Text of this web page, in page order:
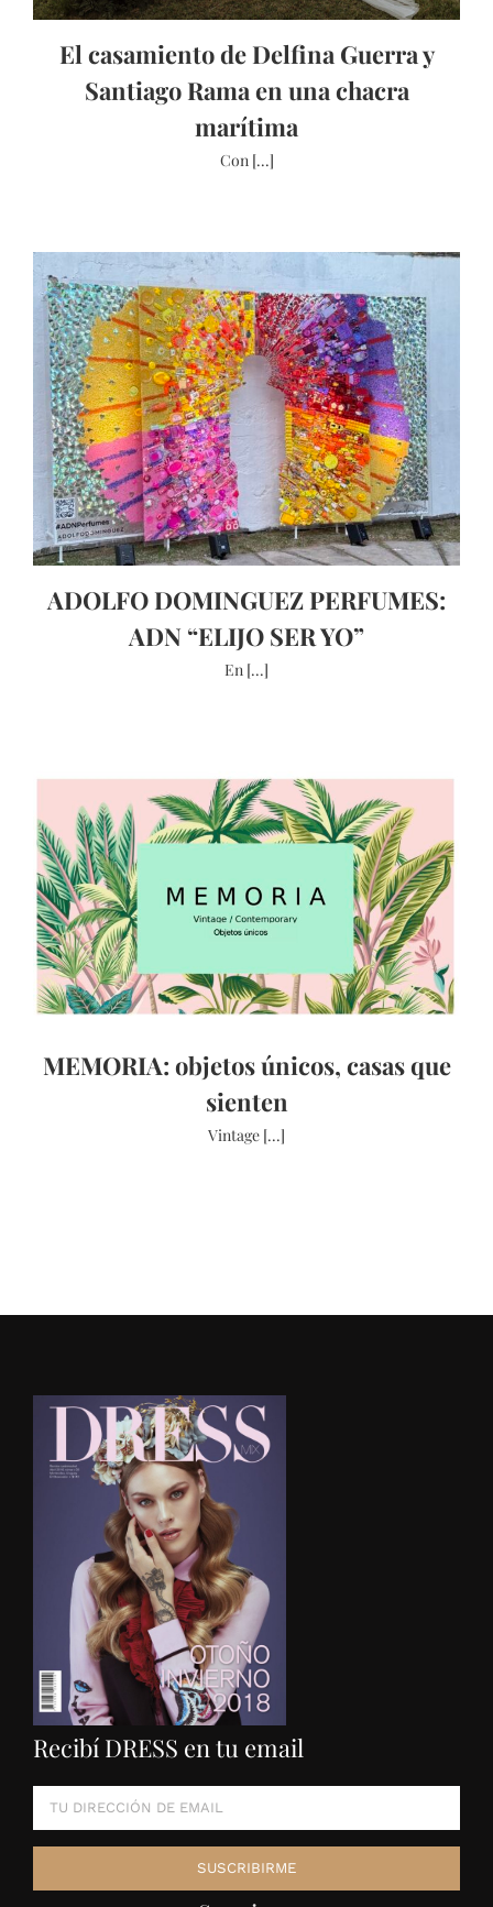
El casamiento de Delfina Guerra y
Santiago Rama en una chacra
marítima
Con [...]
ADOLFO DOMINGUEZ PERFUMES:
ADN “ELIJO SER YO”
En [...]
MEMORIA: objetos únicos, casas que
sienten
Vintage [...]
Recibí DRESS en tu email